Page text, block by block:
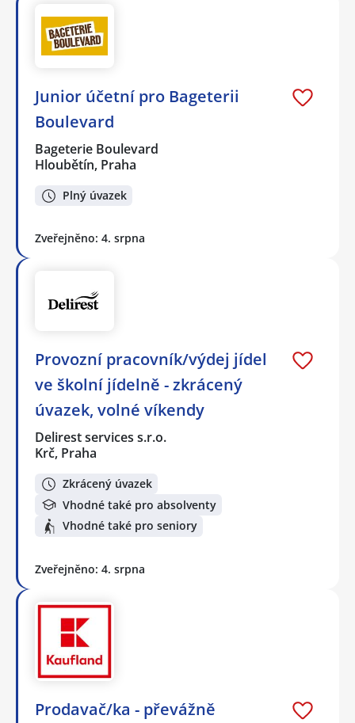
Junior účetní pro Bageterii
Boulevard
Bageterie Boulevard
Hloubětín, Praha
Plný úvazek
Zveřejněno: 4. srpna
Provozní pracovník/výdej jídel
ve školní jídelně - zkrácený
úvazek, volné víkendy
Delirest services s.r.o.
Krč, Praha
Zkrácený úvazek
Vhodné také pro absolventy
Vhodné také pro seniory
Zveřejněno: 4. srpna
Prodavač/ka - převážně